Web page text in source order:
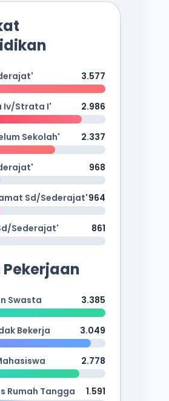
3.577
Iv/Strata I' 2.986
Sekolah' 2.337
968
Sd/Sederajat'964
Sederajat' 861
Pekerjaan
Swasta 3.385
Bekerja 3.049
2.778
Rumah Tangga 1.591